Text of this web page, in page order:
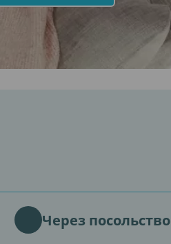
Через посольство